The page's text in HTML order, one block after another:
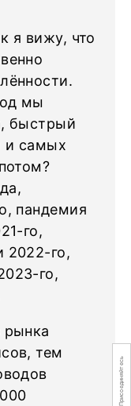
я вижу, что
мы
быстрый
и самых
пандемия
го,
2022-го,
го,
рынка
тем
Присоединяйтесь